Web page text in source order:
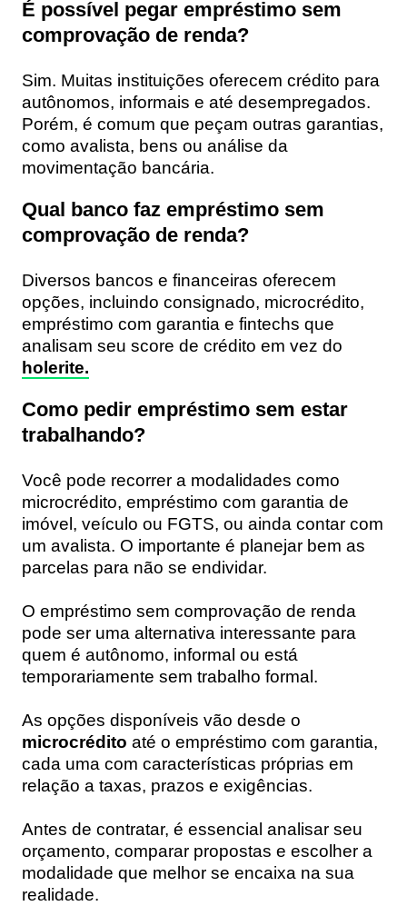
É possível pegar empréstimo sem
comprovação de renda?
Sim. Muitas instituições oferecem crédito para
autônomos, informais e até desempregados.
Porém, é comum que peçam outras garantias,
como avalista, bens ou análise da
movimentação bancária.
Qual banco faz empréstimo sem
comprovação de renda?
Diversos bancos e financeiras oferecem
opções, incluindo consignado, microcrédito,
empréstimo com garantia e fintechs que
analisam seu score de crédito em vez do
holerite.
Como pedir empréstimo sem estar
trabalhando?
Você pode recorrer a modalidades como
microcrédito, empréstimo com garantia de
imóvel, veículo ou FGTS, ou ainda contar com
um avalista. O importante é planejar bem as
parcelas para não se endividar.
O empréstimo sem comprovação de renda
pode ser uma alternativa interessante para
quem é autônomo, informal ou está
temporariamente sem trabalho formal.
As opções disponíveis vão desde o
microcrédito até o empréstimo com garantia,
cada uma com características próprias em
relação a taxas, prazos e exigências.
Antes de contratar, é essencial analisar seu
orçamento, comparar propostas e escolher a
modalidade que melhor se encaixa na sua
realidade.